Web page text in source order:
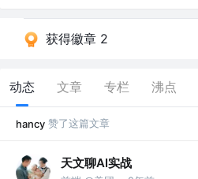
获得徽章 2
动态 文章 专栏 沸点
hancy 赞了这篇文章
天文聊AI实战